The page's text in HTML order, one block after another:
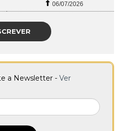
06/07/2026
a Newsletter - Ver